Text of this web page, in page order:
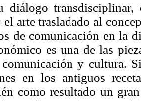
diálogo transdisciplinar,
el arte trasladado al
de comunicación en la
es una de las
comunicación y cultura.
en los antiguos
como resultado un